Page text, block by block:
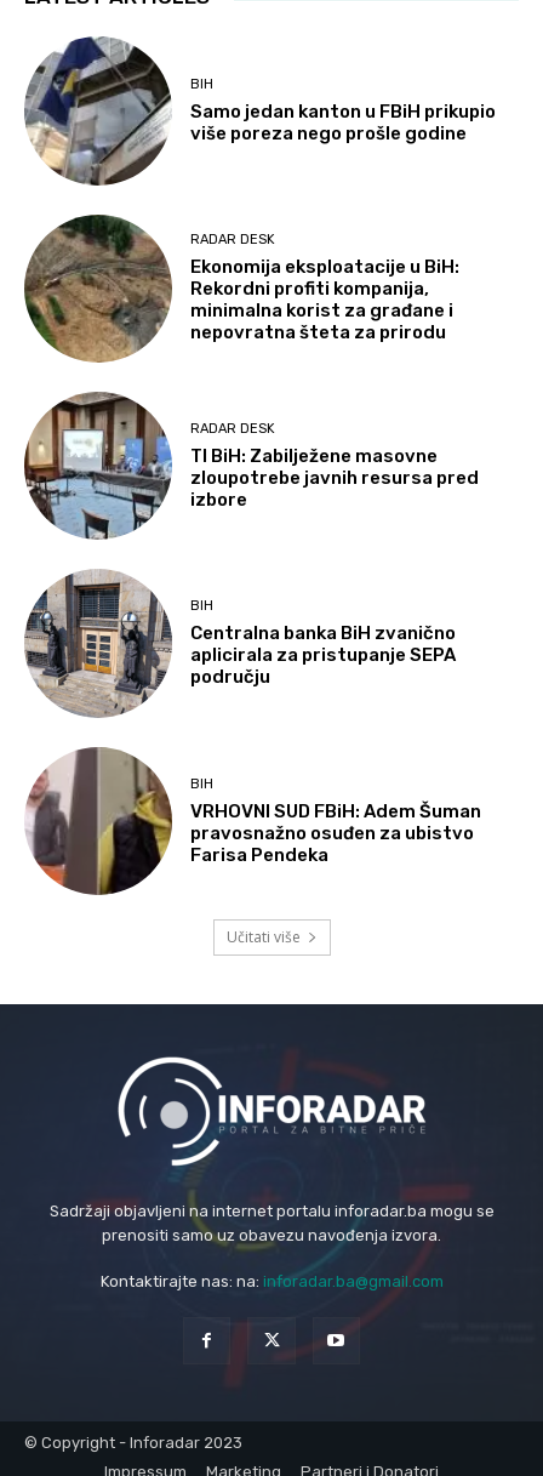
BIH
Samo jedan kanton u FBiH prikupio
više poreza nego prošle godine
RADAR DESK
Ekonomija eksploatacije u BiH:
Rekordni profiti kompanija,
minimalna korist za građane i
nepovratna šteta za prirodu
RADAR DESK
TI BiH: Zabilježene masovne
zloupotrebe javnih resursa pred
izbore
BIH
Centralna banka BiH zvanično
aplicirala za pristupanje SEPA
području
BIH
VRHOVNI SUD FBiH: Adem Šuman
pravosnažno osuđen za ubistvo
Farisa Pendeka
Učitati više
Sadržaji objavljeni na internet portalu inforadar.ba mogu se
prenositi samo uz obavezu navođenja izvora.
Kontaktirajte nas: na: inforadar.ba@gmail.com
© Copyright - Inforadar 2023
Impressum
Marketing Partneri i Donatori